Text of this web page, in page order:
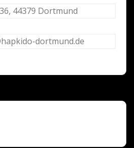
44379 Dortmund
dortmund.de